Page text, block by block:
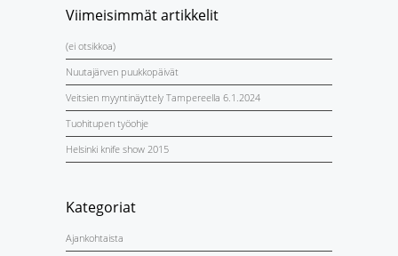
Viimeisimmät artikkelit
(ei otsikkoa)
Nuutajärven puukkopäivät
Veitsien myyntinäyttely Tampereella 6.1.2024
Tuohitupen työohje
Helsinki knife show 2015
Kategoriat
Ajankohtaista